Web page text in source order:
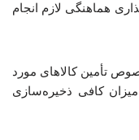
هماهنگی لازم انجام
تأمین کالاهای مورد
کافی ذخیره‌سازی